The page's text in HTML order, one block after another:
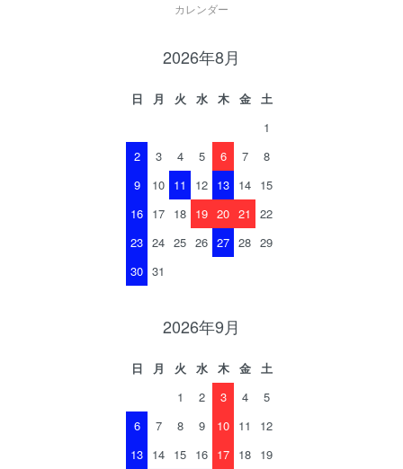
カレンダー
2026年8月
日 月 火 水 木 金
土
1
2
3 4 5 6 7
8
9
10 11 12 13 14 15
16 17 18 19 20 21
22
23 24 25 26 27 28 29
30 31
2026年9月
日 月 火 水 木 金
土
1
2 3 4
5
6
7 8 9 10 11
12
13 14 15 16 17 18 19